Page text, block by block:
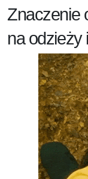
Znaczenie
na odzieży